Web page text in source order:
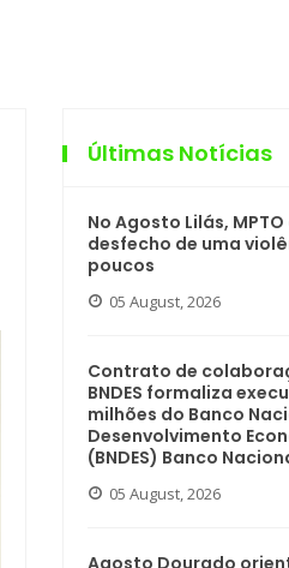
Últimas Notícias
No Agosto Lilás,
desfecho de uma
poucos
05 August, 2026
Contrato de
BNDES formaliza
milhões do Banco
Desenvolvimento
(BNDES) Banco
05 August, 2026
Agosto Dourado